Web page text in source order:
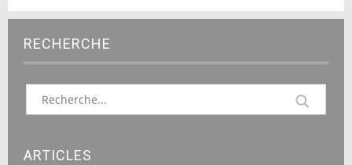
RECHERCHE
ARTICLES